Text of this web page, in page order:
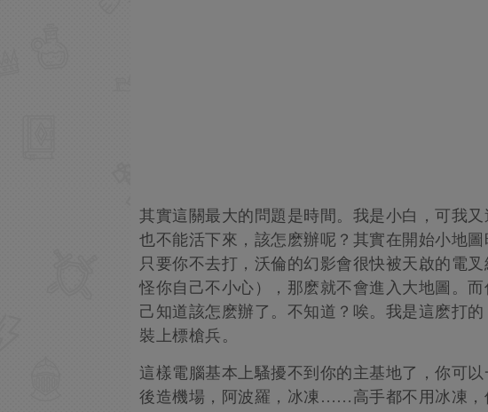
其實這關最大的問題是時間。我是小白，可我
也不能活下來，該怎麽辦呢？其實在開始小地
只要你不去打，沃倫的幻影會很快被天啟的電
怪你自己不小心），那麽就不會進入大地圖。
己知道該怎麽辦了。不知道？唉。我是這麽打
裝上標槍兵。
這樣電腦基本上騷擾不到你的主基地了，你可
後造機場，阿波羅，冰凍……高手都不用冰凍，